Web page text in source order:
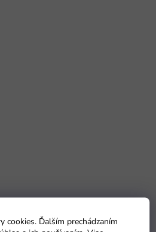
cookies. Ďalším prechádzaním